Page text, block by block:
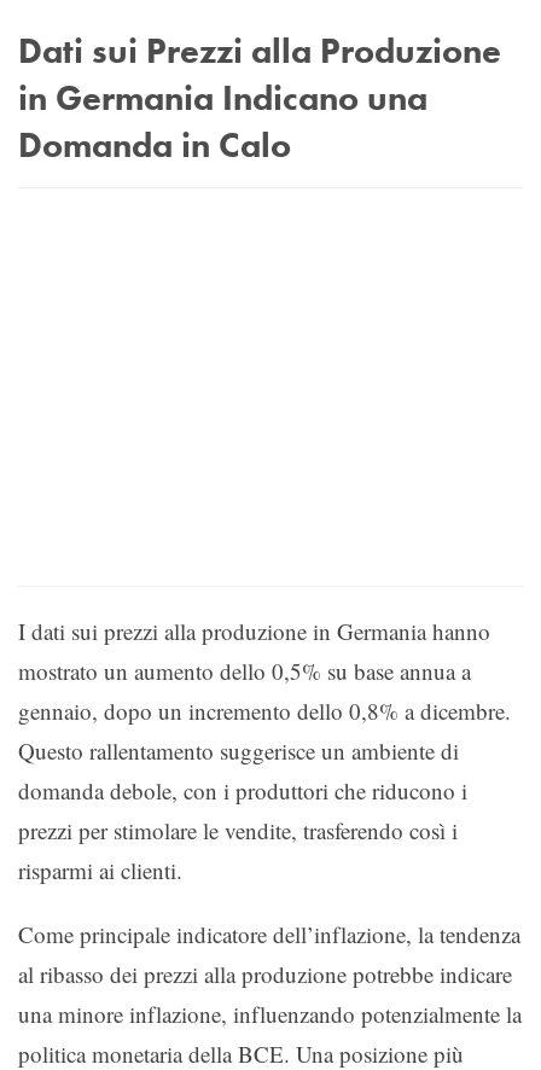
Dati sui Prezzi alla Produzione
in Germania Indicano una
Domanda in Calo
I dati sui prezzi alla produzione in Germania hanno
mostrato un aumento dello 0,5% su base annua a
gennaio, dopo un incremento dello 0,8% a dicembre.
Questo rallentamento suggerisce un ambiente di
domanda debole, con i produttori che riducono i
prezzi per stimolare le vendite, trasferendo così i
risparmi ai clienti.
Come principale indicatore dell’inflazione, la tendenza
al ribasso dei prezzi alla produzione potrebbe indicare
una minore inflazione, influenzando potenzialmente la
politica monetaria della BCE. Una posizione più